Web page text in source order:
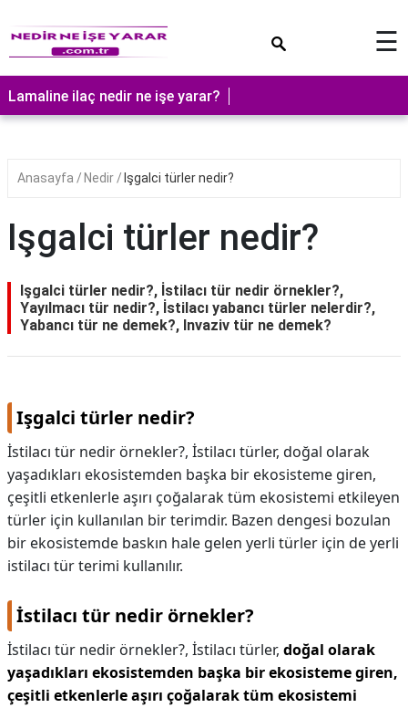
☰
Lamaline ilaç nedir ne işe yarar?
Anasayfa Nedir Işgalci türler nedir?
Işgalci türler nedir?
Işgalci türler nedir?, İstilacı tür nedir örnekler?,
Yayılmacı tür nedir?, İstilacı yabancı türler nelerdir?,
Yabancı tür ne demek?, Invaziv tür ne demek?
Işgalci türler nedir?
İstilacı tür nedir örnekler?, İstilacı türler, doğal olarak
yaşadıkları ekosistemden başka bir ekosisteme giren,
çeşitli etkenlerle aşırı çoğalarak tüm ekosistemi etkileyen
türler için kullanılan bir terimdir. Bazen dengesi bozulan
bir ekosistemde baskın hale gelen yerli türler için de yerli
istilacı tür terimi kullanılır.
İstilacı tür nedir örnekler?
İstilacı tür nedir örnekler?, İstilacı türler, doğal olarak
yaşadıkları ekosistemden başka bir ekosisteme giren,
çeşitli etkenlerle aşırı çoğalarak tüm ekosistemi